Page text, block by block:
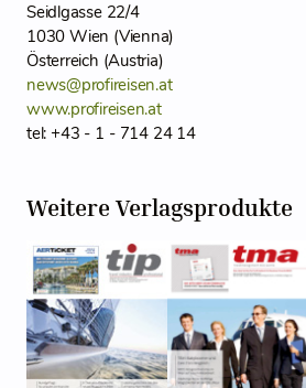
Seidlgasse 22/4
1030 Wien (Vienna)
Österreich (Austria)
news@profireisen.at
www.profireisen.at
tel: +43 - 1 - 714 24 14
Weitere Verlagsprodukte